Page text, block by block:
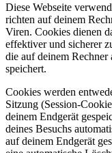
Diese Webseite
richten auf deinem
Viren. Cookies dienen
effektiver und sicherer
die auf deinem
speichert.
Cookies werden
Sitzung (Session-
deinem Endgerät
deines Besuchs
auf deinem Endgerät